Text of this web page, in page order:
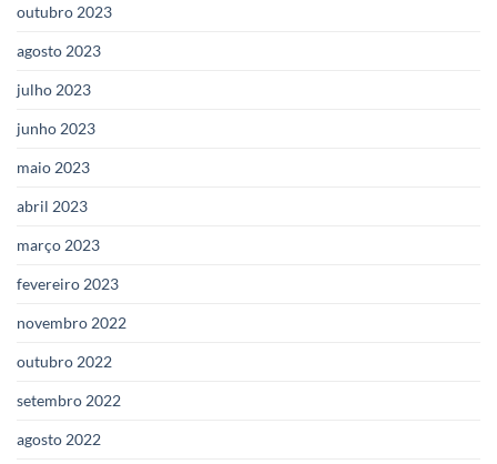
outubro 2023
agosto 2023
julho 2023
junho 2023
maio 2023
abril 2023
março 2023
fevereiro 2023
novembro 2022
outubro 2022
setembro 2022
agosto 2022